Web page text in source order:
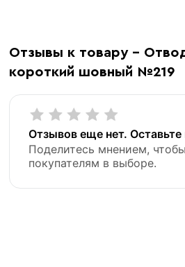
Отзывы к товару -
короткий шовный №219
Отзывов еще нет.
Поделитесь мнением,
покупателям в выборе.